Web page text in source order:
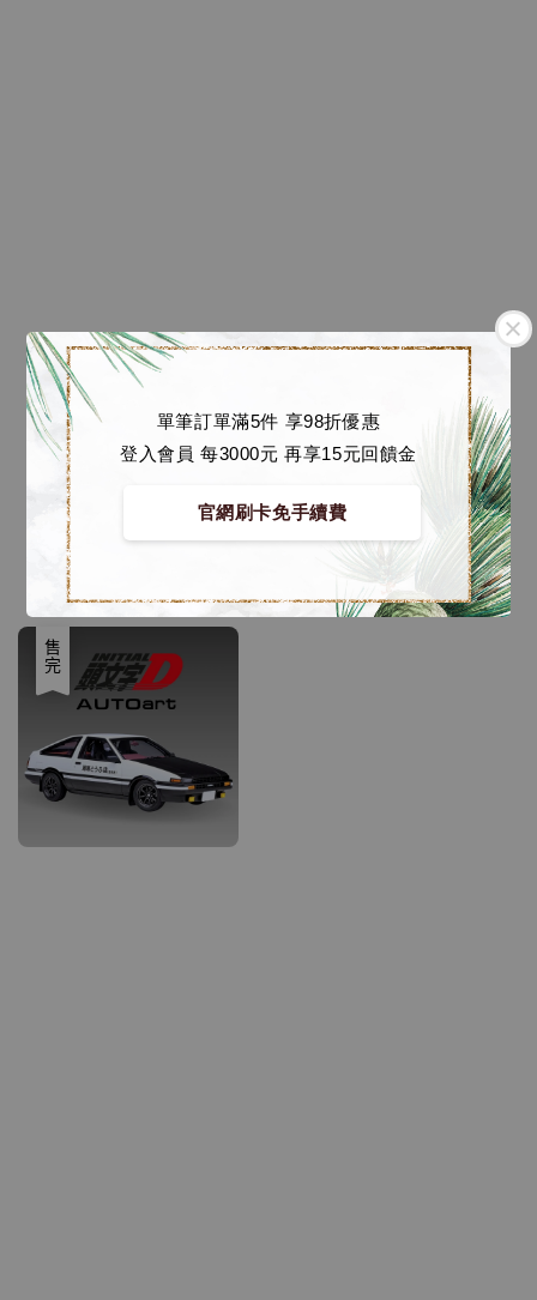
單筆訂單滿5件 享98折優惠
登入會員 每3000元 再享15元回饋金
官網刷卡免手續費
保時捷 蒐藏模型車
Porsche 911.2 GT2RS
[Autoart 78174]
Regular
price
NT$ 8,280
日版 蒐藏模型車
SUZUKI JIMNY
[Autoart 78510]
price
NT$ 6,780
售完